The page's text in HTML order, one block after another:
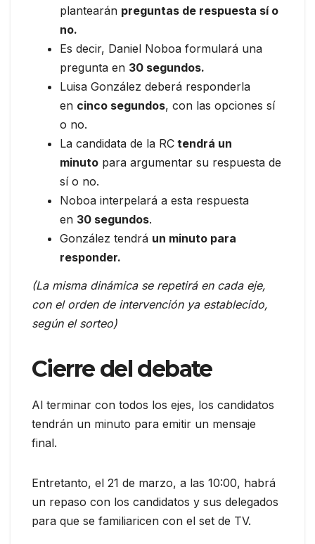
plantearán preguntas de respuesta sí o
no.
Es decir, Daniel Noboa formulará una
pregunta en 30 segundos.
Luisa González deberá responderla
en cinco segundos, con las opciones sí
o no.
La candidata de la RC tendrá un
minuto para argumentar su respuesta de
sí o no.
Noboa interpelará a esta respuesta
en 30 segundos.
González tendrá un minuto para
responder.
(La misma dinámica se repetirá en cada eje,
con el orden de intervención ya establecido,
según el sorteo)
Cierre del debate
Al terminar con todos los ejes, los candidatos
tendrán un minuto para emitir un mensaje
final.
Entretanto, el 21 de marzo, a las 10:00, habrá
un repaso con los candidatos y sus delegados
para que se familiaricen con el set de TV.